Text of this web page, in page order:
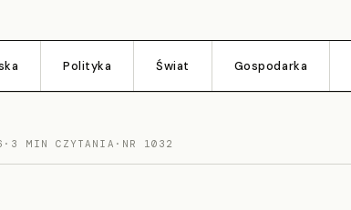
Polityka Świat Gospodarka
· 3 MIN CZYTANIA · NR 1032